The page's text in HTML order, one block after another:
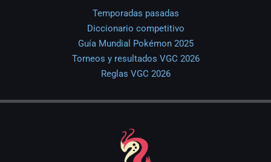
Temporadas pasadas
Diccionario competitivo
Guía Mundial Pokémon 2025
Torneos y resultados VGC 2026
Reglas VGC 2026